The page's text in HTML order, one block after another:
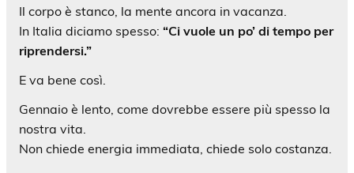
Il corpo è stanco, la mente ancora in vacanza.
In Italia diciamo spesso: “Ci vuole un po’ di tempo per
riprendersi.”
E va bene così.
Gennaio è lento, come dovrebbe essere più spesso la
nostra vita.
Non chiede energia immediata, chiede solo costanza.